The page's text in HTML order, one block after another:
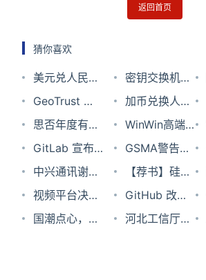
返回首页
猜你喜欢
美元兑人民币
汇率2026年6
月7日
密钥交换机
制：DH与
ECDH在SSL
证书中的关键
作用
GeoTrust 等
通用品牌证书
提交流程
加币兑换人民
币汇率2023
年9月8日
思否年度有奖
征文丨致来时
路，一名技术
人的 2022
WinWin高端
访谈|建设非洲
“光纤铁路”，
MTN
GlobalConnect
GitLab 宣布
不删除免费用
户的不活跃项
目；马斯克：
GSMA警告：
6GHz对5G至
关重要，分配
给免授权用途
中兴通讯谢峻
石：加快打造
第二曲线，共
【荐书】硅谷
密码：科技创
新如何重塑美
视频平台决战
体育经济：要
GitHub 改用
基于令牌的
国潮点心，流
河北工信厅副